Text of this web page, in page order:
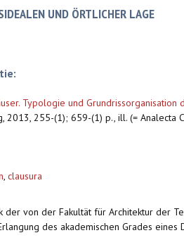
UND ÖRTLICHER LAGE
Typologie und
2013, 255-(1); 659-(1) p., ill. (= Analecta
, clausura
der von der Fakultät für Architektur der
des akademischen Grades eines